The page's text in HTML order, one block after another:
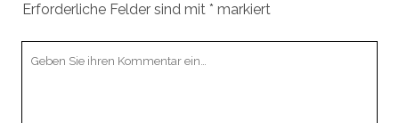
Erforderliche Felder sind mit * markiert